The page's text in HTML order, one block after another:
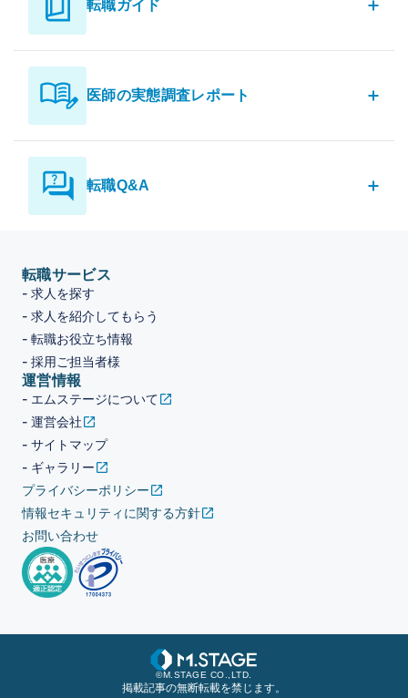
転職ガイド
医師の実態調査レポート
転職Q&A
転職サービス
- 求人を探す
- 求人を紹介してもらう
- 転職お役立ち情報
- 採用ご担当者様
運営情報
- エムステージについて
- 運営会社
- サイトマップ
- ギャラリー
プライバシーポリシー
情報セキュリティに関する方針
お問い合わせ
©M.STAGE CO.,LTD.
掲載記事の無断転載を禁じます。